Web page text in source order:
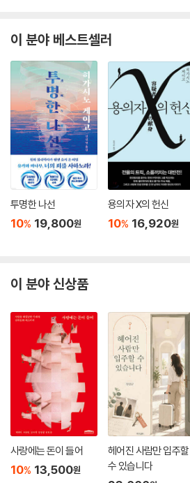
이 분야 베스트셀러
투명한 나선
10% 19,800원
용의자 X의 헌신
10% 16,920원
이 분야 신상품
사랑에는 돈이 들어
10% 13,500원
헤어진 사람만 입주할
수 있습니다